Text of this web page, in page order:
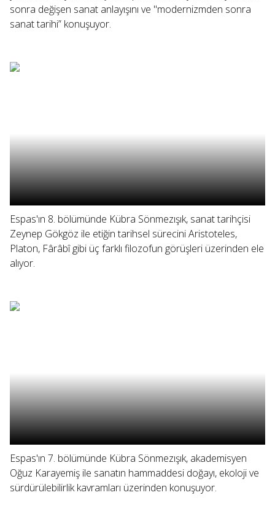
sonra değişen sanat anlayışını ve "modernizmden sonra
sanat tarihi” konuşuyor.
Espas'ın 8. bölümünde Kübra Sönmezışık, sanat tarihçisi
Zeynep Gökgöz ile etiğin tarihsel sürecini Aristoteles,
Platon, Fârâbî gibi üç farklı filozofun görüşleri üzerinden ele
alıyor.
Espas'ın 7. bölümünde Kübra Sönmezışık, akademisyen
Oğuz Karayemiş ile sanatın hammaddesi doğayı, ekoloji ve
sürdürülebilirlik kavramları üzerinden konuşuyor.